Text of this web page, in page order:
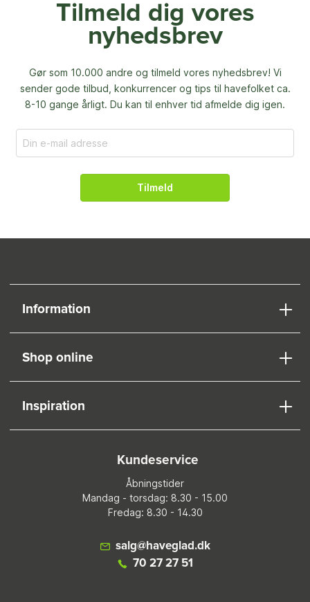
Tilmeld dig vores
nyhedsbrev
Gør som 10.000 andre og tilmeld vores nyhedsbrev! Vi
sender gode tilbud, konkurrencer og tips til havefolket ca.
8-10 gange årligt. Du kan til enhver tid afmelde dig igen.
Tilmeld
Information
Shop online
Inspiration
Kundeservice
Åbningstider
Mandag - torsdag: 8.30 - 15.00
Fredag: 8.30 - 14.30
salg@haveglad.dk
70 27 27 51